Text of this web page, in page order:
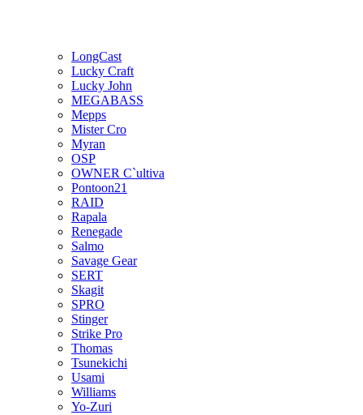
LongCast
Lucky Craft
Lucky John
MEGABASS
Mepps
Mister Cro
Myran
OSP
OWNER C`ultiva
Pontoon21
RAID
Rapala
Renegade
Salmo
Savage Gear
SERT
Skagit
SPRO
Stinger
Strike Pro
Thomas
Tsunekichi
Usami
Williams
Yo-Zuri